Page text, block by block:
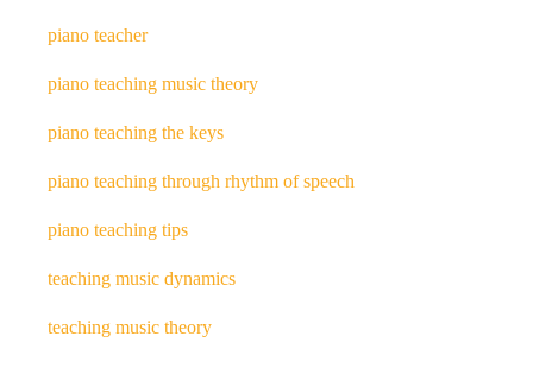
piano teacher
piano teaching music theory
piano teaching the keys
piano teaching through rhythm of speech
piano teaching tips
teaching music dynamics
teaching music theory